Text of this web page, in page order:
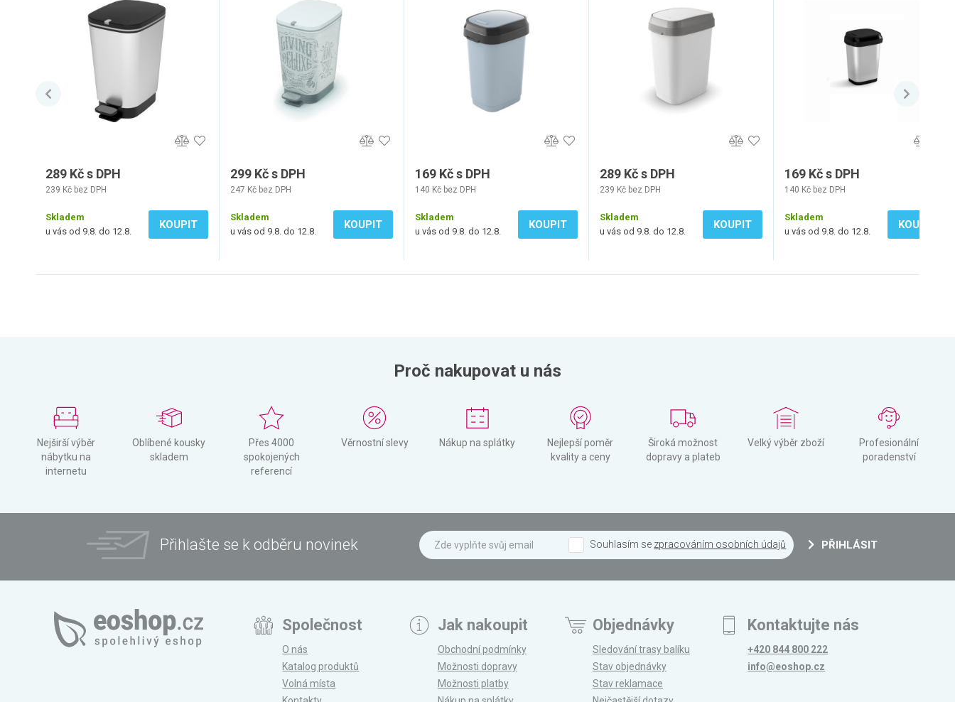
289 Kč s DPH
239 Kč bez DPH
Skladem
u vás od 9.8. do 12.8.
KOUPIT
299 Kč s DPH
247 Kč bez DPH
Skladem
u vás od 9.8. do 12.8.
KOUPIT
169 Kč s DPH
140 Kč bez DPH
Skladem
u vás od 9.8. do 12.8.
KOUPIT
289 Kč s DPH
239 Kč bez DPH
Skladem
u vás od 9.8. do 12.8.
KOUPIT
169 Kč s DPH
140 Kč bez DPH
Skladem
u vás od 9.8. do 12.8.
KOUPIT
Proč nakupovat u nás
Nejširší výběr
nábytku na
internetu
Oblíbené kousky
skladem
Přes 4000
spokojených
referencí
Věrnostní slevy Nákup na splátky
Nejlepší poměr
kvality a ceny
Široká možnost
dopravy a plateb
Velký výběr zboží
Profesionální
poradenství
Přihlašte se k odběru novinek Souhlasím se zpracováním osobních údajů PŘIHLÁSIT
Společnost
O nás
Katalog produktů
Volná místa
Jak nakoupit
Obchodní podmínky
Možnosti dopravy
Možnosti platby
Objednávky
Sledování trasy balíku
Stav objednávky
Stav reklamace
Kontaktujte nás
+420 844 800 222
info@eoshop.cz